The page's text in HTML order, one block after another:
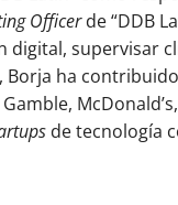
Officerde “DDB
supervisar
ha
de tecnología